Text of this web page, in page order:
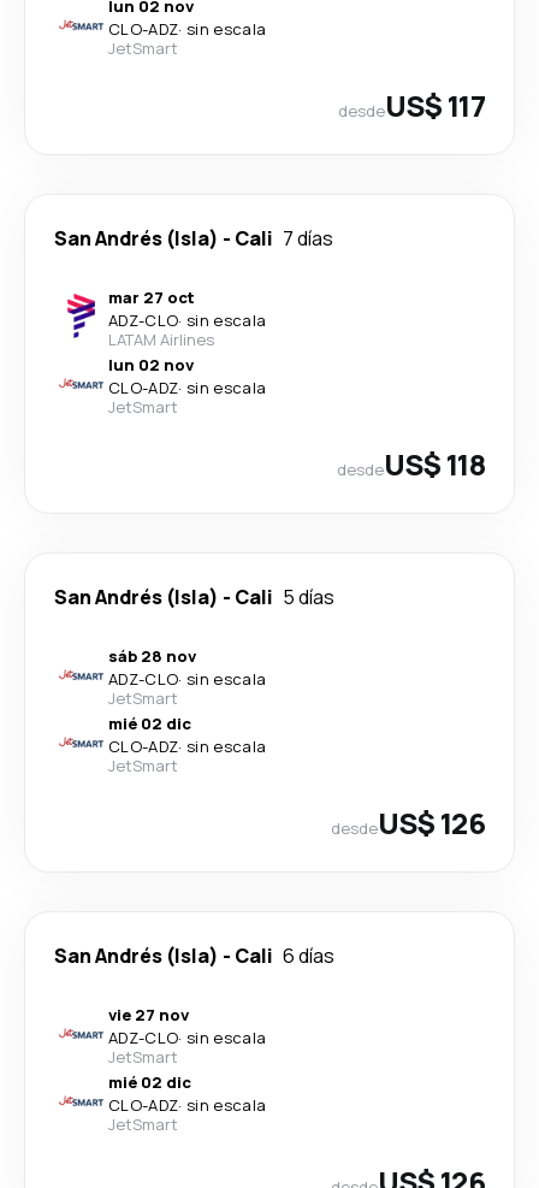
lun 02 nov
CLO-ADZ· sin escala
JetSmart
desdeUS$ 117
San Andrés (Isla) - Cali 7 días
mar 27 oct
ADZ-CLO· sin escala
LATAM Airlines
lun 02 nov
CLO-ADZ· sin escala
JetSmart
desdeUS$ 118
San Andrés (Isla) - Cali 5 días
sáb 28 nov
ADZ-CLO· sin escala
JetSmart
mié 02 dic
CLO-ADZ· sin escala
JetSmart
desdeUS$ 126
San Andrés (Isla) - Cali 6 días
vie 27 nov
ADZ-CLO· sin escala
JetSmart
mié 02 dic
CLO-ADZ· sin escala
JetSmart